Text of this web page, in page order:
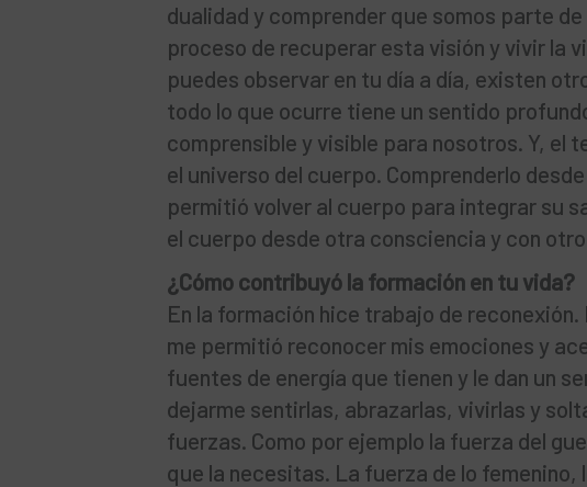
dualidad y comprender que somos parte
proceso de recuperar esta visión y vivir la
puedes observar en tu día a día, existen
todo lo que ocurre tiene un sentido
comprensible y visible para nosotros. Y, el
el universo del cuerpo. Comprenderlo
permitió volver al cuerpo para integrar su
el cuerpo desde otra consciencia y con
¿Cómo contribuyó la formación en tu vida?
En la formación hice trabajo de
me permitió reconocer mis emociones y
fuentes de energía que tienen y le dan un
dejarme sentirlas, abrazarlas, vivirlas y
fuerzas. Como por ejemplo la fuerza del
que la necesitas. La fuerza de lo